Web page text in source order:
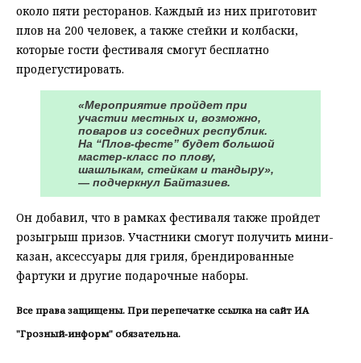
около пяти ресторанов. Каждый из них приготовит
плов на 200 человек, а также стейки и колбаски,
которые гости фестиваля смогут бесплатно
продегустировать.
«Мероприятие пройдет при
участии местных и, возможно,
поваров из соседних республик.
На “Плов-фесте” будет большой
мастер-класс по плову,
шашлыкам, стейкам и тандыру»,
— подчеркнул Байтазиев.
Он добавил, что в рамках фестиваля также пройдет
розыгрыш призов. Участники смогут получить мини-
казан, аксессуары для гриля, брендированные
фартуки и другие подарочные наборы.
Все права защищены. При перепечатке ссылка на сайт ИА
"Грозный-информ" обязательна.